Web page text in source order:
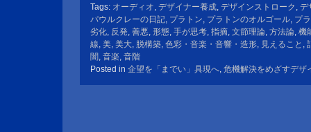
Tags: オーディオ, デザイナー養成, デザインストローク , デ
パウルクレーの日記, プラトン, プラトンのオルゴール, プ
劣化, 反発, 善悪, 形態, 手が思考, 指摘, 文節理論, 方法論, 機
線, 美, 美大, 脱構築, 色彩・音楽・音響・造形, 見えること ,
闇, 音楽, 音階
Posted in 企望を「までい」具現へ, 危機解決をめざすデザ